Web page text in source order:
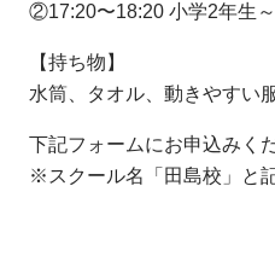
②17:20〜18:20 小学2年生
【持ち物】
水筒、タオル、動きやすい
下記フォームにお申込みく
※スクール名「田島校」と